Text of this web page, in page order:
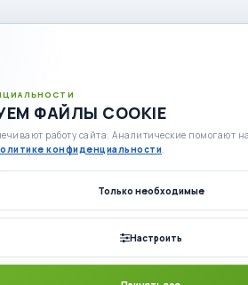
ФАЙЛЫ COOKIE
работу сайта. Аналитические помогают
конфиденциальности.
Только необходимые
Настроить